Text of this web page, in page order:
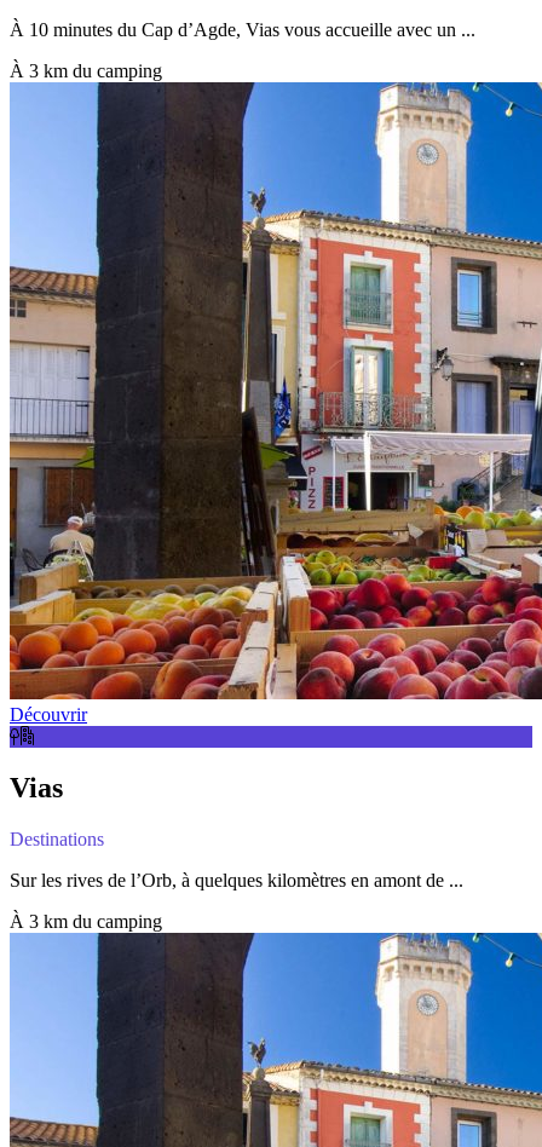
À 10 minutes du Cap d’Agde, Vias vous accueille avec un ...
À 3 km du camping
Découvrir
Vias
Destinations
Sur les rives de l’Orb, à quelques kilomètres en amont de ...
À 3 km du camping